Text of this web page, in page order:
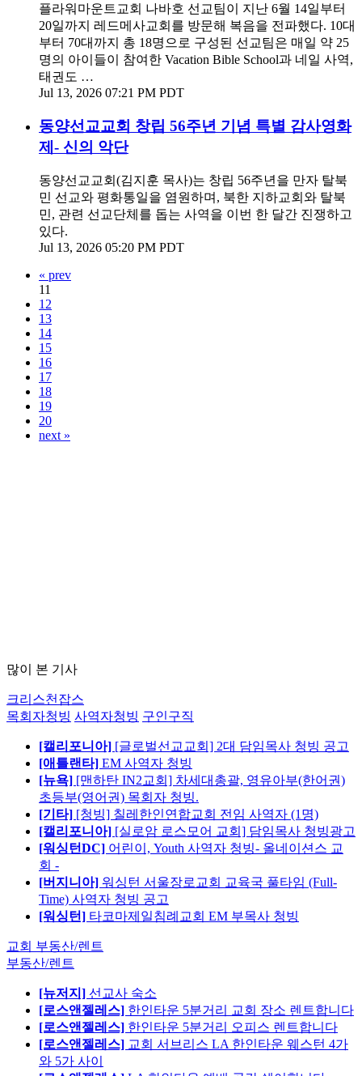
플라워마운트교회 나바호 선교팀이 지난 6월 14일부터
20일까지 레드메사교회를 방문해 복음을 전파했다. 10대
부터 70대까지 총 18명으로 구성된 선교팀은 매일 약 25
명의 아이들이 참여한 Vacation Bible School과 네일 사역,
태권도 …
Jul 13, 2026 07:21 PM PDT
동양선교교회 창립 56주년 기념 특별 감사영화
제- 신의 악단
동양선교교회(김지훈 목사)는 창립 56주년을 만자 탈북
민 선교와 평화통일을 염원하며, 북한 지하교회와 탈북
민, 관련 선교단체를 돕는 사역을 이번 한 달간 진쟁하고
있다.
Jul 13, 2026 05:20 PM PDT
« prev
11
12
13
14
15
16
17
18
19
20
next »
많이 본 기사
크리스천잡스
목회자청빙 사역자청빙 구인구직
[캘리포니아] [글로벌선교교회] 2대 담임목사 청빙 공고
[애틀랜타] EM 사역자 청빙
[뉴욕] [맨하탄 IN2교회] 차세대총괄, 영유아부(한어권)
초등부(영어권) 목회자 청빙.
[기타] [청빙] 칠레한인연합교회 전임 사역자 (1명)
[캘리포니아] [실로암 로스모어 교회] 담임목사 청빙광고
[워싱턴DC] 어린이, Youth 사역자 청빙- 올네이션스 교
회 -
[버지니아] 워싱턴 서울장로교회 교육국 풀타임 (Full-
Time) 사역자 청빙 공고
[워싱턴] 타코마제일침례교회 EM 부목사 청빙
교회 부동산/렌트
부동산/렌트
[뉴저지] 선교사 숙소
[로스앤젤레스] 한인타운 5분거리 교회 장소 렌트합니다
[로스앤젤레스] 한인타운 5분거리 오피스 렌트합니다
[로스앤젤레스] 교회 서브리스 LA 한인타운 웨스턴 4가
와 5가 사이